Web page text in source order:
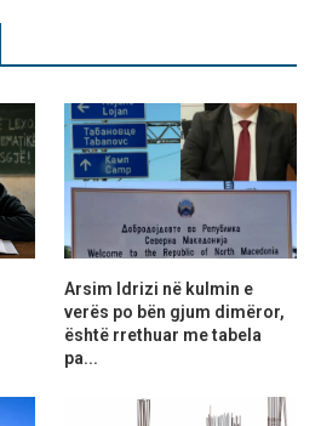
Arsim Idrizi në kulmin e
verës po bën gjum dimëror,
është rrethuar me tabela
pa...